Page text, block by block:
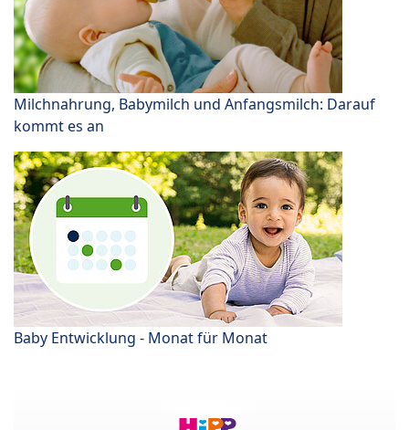
Milchnahrung, Babymilch und Anfangsmilch: Darauf
kommt es an
Baby Entwicklung - Monat für Monat